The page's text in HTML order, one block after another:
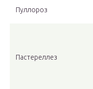
Пуллороз
Пастереллез